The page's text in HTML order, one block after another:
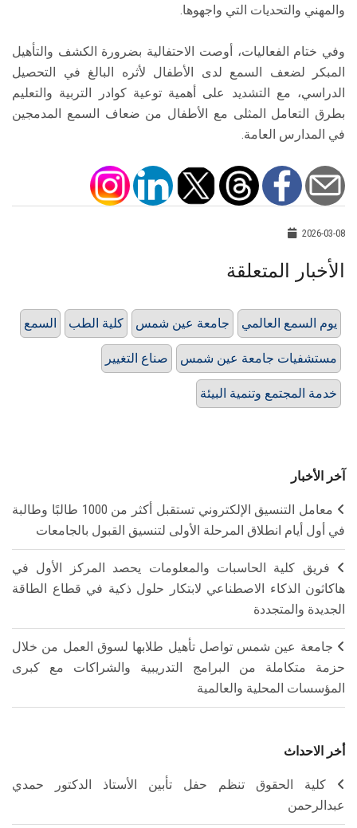
والمهني والتحديات التي واجهوها.
وفي ختام الفعاليات، أوصت الاحتفالية بضرورة الكشف والتأهيل
المبكر لضعف السمع لدى الأطفال لأثره البالغ في التحصيل
الدراسي، مع التشديد على أهمية توعية كوادر التربية والتعليم
بطرق التعامل المثلى مع الأطفال من ضعاف السمع المدمجين
في المدارس العامة.
2026-03-08
الأخبار المتعلقة
السمع كلية الطب جامعة عين شمس يوم السمع العالمي
صناع التغيير مستشفيات جامعة عين شمس
خدمة المجتمع وتنمية البيئة
آخر الأخبار
معامل التنسيق الإلكتروني تستقبل أكثر من 1000 طالبًا وطالبة
في أول أيام انطلاق المرحلة الأولى لتنسيق القبول بالجامعات
فريق كلية الحاسبات والمعلومات يحصد المركز الأول في
هاكاثون الذكاء الاصطناعي لابتكار حلول ذكية في قطاع الطاقة
الجديدة والمتجددة
جامعة عين شمس تواصل تأهيل طلابها لسوق العمل من خلال
حزمة متكاملة من البرامج التدريبية والشراكات مع كبرى
المؤسسات المحلية والعالمية
أخر الاحداث
كلية الحقوق تنظم حفل تأبين الأستاذ الدكتور حمدي
عبدالرحمن